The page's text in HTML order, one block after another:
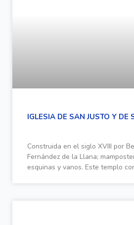
IGLESIA DE SAN JUSTO Y DE
Construida en el siglo XVIII por
Fernández de la Llana;
esquinas y vanos. Este templo